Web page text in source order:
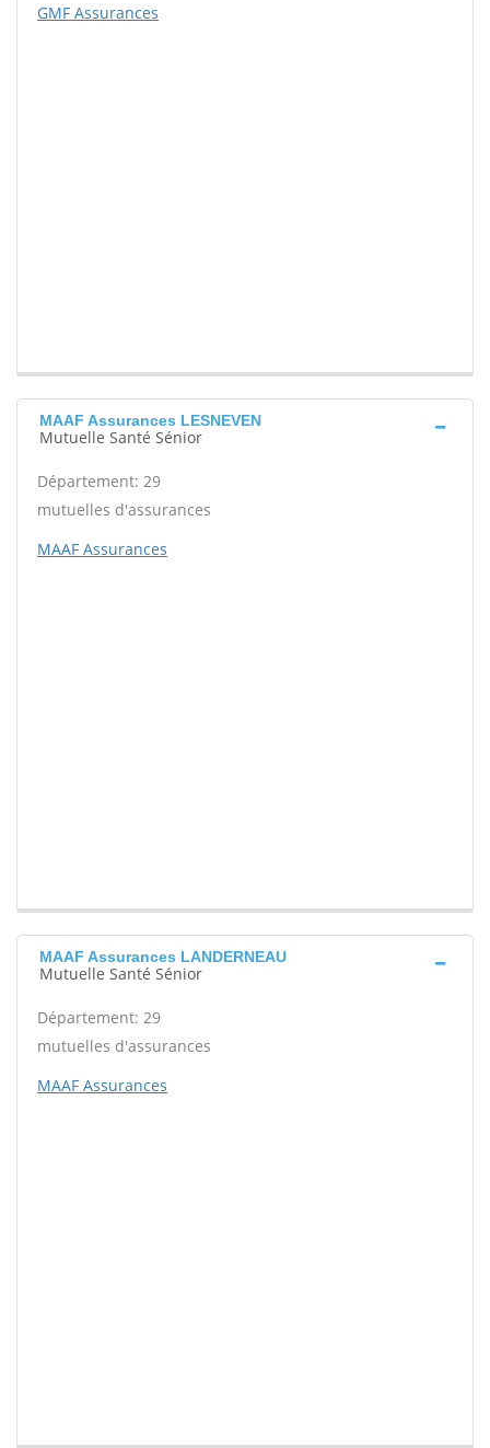
GMF Assurances
MAAF Assurances LESNEVEN
Mutuelle Santé Sénior
Département: 29
mutuelles d'assurances
MAAF Assurances
MAAF Assurances LANDERNEAU
Mutuelle Santé Sénior
Département: 29
mutuelles d'assurances
MAAF Assurances